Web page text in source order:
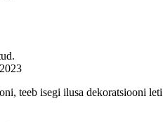
teeb isegi ilusa dekoratsiooni leti